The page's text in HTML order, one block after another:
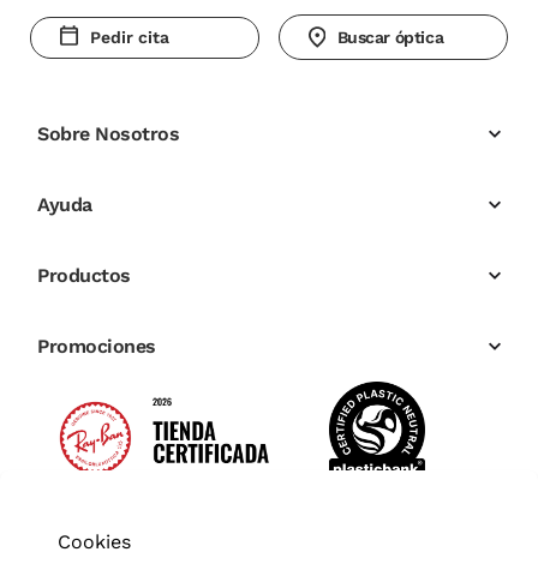
Pedir cita Buscar óptica
Sobre Nosotros
Ayuda
Productos
Promociones
Cookies